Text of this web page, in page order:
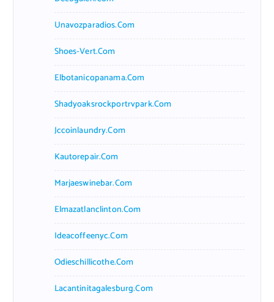
Unavozparadios.com
Shoes-Vert.com
Elbotanicopanama.com
Shadyoaksrockportrvpark.com
Jccoinlaundry.com
Kautorepair.com
Marjaeswinebar.com
Elmazatlanclinton.com
Ideacoffeenyc.com
Odieschillicothe.com
Lacantinitagalesburg.com